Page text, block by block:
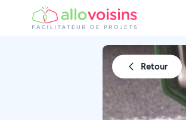
Retour